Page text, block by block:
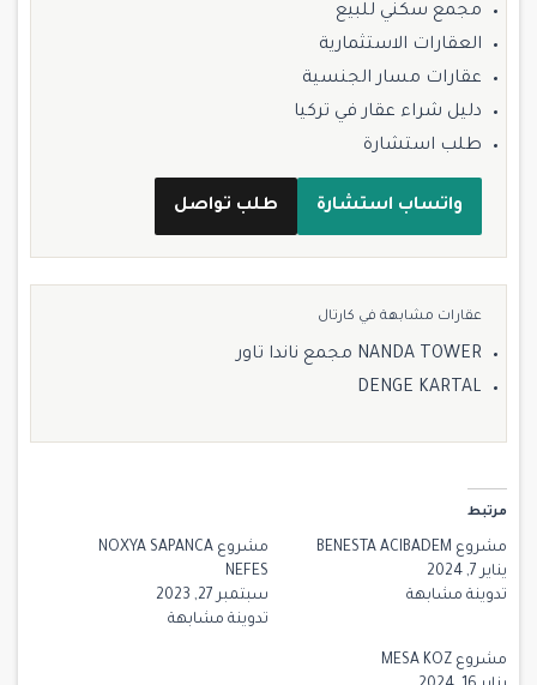
مجمع سكني للبيع
العقارات الاستثمارية
عقارات مسار الجنسية
دليل شراء عقار في تركيا
طلب استشارة
واتساب استشارة طلب تواصل
عقارات مشابهة في كارتال
NANDA TOWER مجمع ناندا تاور
DENGE KARTAL
مرتبط
مشروع BENESTA ACIBADEM
يناير 7, 2024
تدوينة مشابهة
مشروع NOXYA SAPANCA
NEFES
سبتمبر 27, 2023
تدوينة مشابهة
مشروع MESA KOZ